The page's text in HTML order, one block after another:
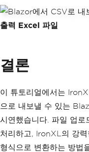
출력 Excel 파일
결론
이 튜토리얼에서는
으로 내보낼 수 있는
시연했습니다. 파일 업로
처리하고, IronXL의 강
형식으로 변환하는 방법